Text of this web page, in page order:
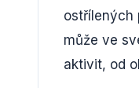
ostřílených
může ve
aktivit, od